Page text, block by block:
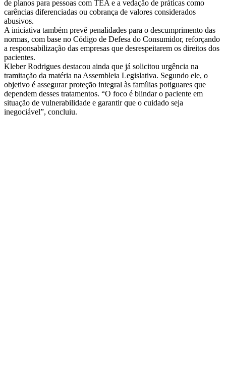
de planos para pessoas com TEA e a vedação de práticas como
carências diferenciadas ou cobrança de valores considerados
abusivos.
A iniciativa também prevê penalidades para o descumprimento das
normas, com base no Código de Defesa do Consumidor, reforçando
a responsabilização das empresas que desrespeitarem os direitos dos
pacientes.
Kleber Rodrigues destacou ainda que já solicitou urgência na
tramitação da matéria na Assembleia Legislativa. Segundo ele, o
objetivo é assegurar proteção integral às famílias potiguares que
dependem desses tratamentos. “O foco é blindar o paciente em
situação de vulnerabilidade e garantir que o cuidado seja
inegociável”, concluiu.